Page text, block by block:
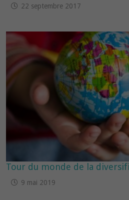
22 septembre 2017
Tour du monde de la
9 mai 2019